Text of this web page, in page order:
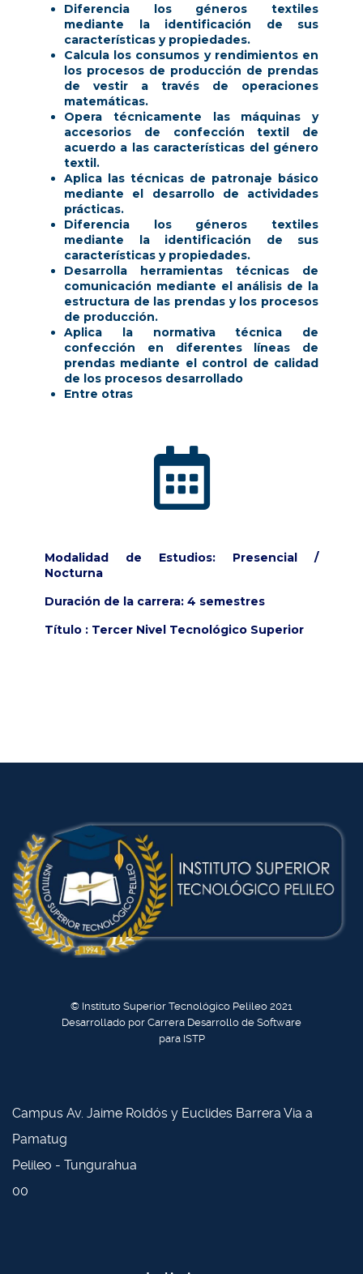
Diferencia los géneros textiles
mediante la identificación de sus
características y propiedades.
Calcula los consumos y rendimientos en
los procesos de producción de prendas
de vestir a través de operaciones
matemáticas.
Opera técnicamente las máquinas y
accesorios de confección textil de
acuerdo a las características del género
textil.
Aplica las técnicas de patronaje básico
mediante el desarrollo de actividades
prácticas.
Diferencia los géneros textiles
mediante la identificación de sus
características y propiedades.
Desarrolla herramientas técnicas de
comunicación mediante el análisis de la
estructura de las prendas y los procesos
de producción.
Aplica la normativa técnica de
confección en diferentes líneas de
prendas mediante el control de calidad
de los procesos desarrollado
Entre otras
Modalidad de Estudios:
Presencial /
Nocturna
Duración de la carrera: 4 semestres
Título : Tercer Nivel Tecnológico Superior
© Instituto Superior Tecnológico Pelileo 2021
Desarrollado por Carrera Desarrollo de Software
para ISTP
Campus Av. Jaime Roldós y Euclides Barrera Via a
Pamatug
Pelileo - Tungurahua
00